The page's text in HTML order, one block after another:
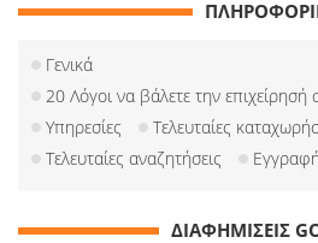
Γενικά
20 Λόγοι να βάλετε την
Υπηρεσίες
Τελευταίες
Τελευταίες αναζητήσεις
Εγγραφή
ΔΙΑΦΗΜΙΣΕΙΣ